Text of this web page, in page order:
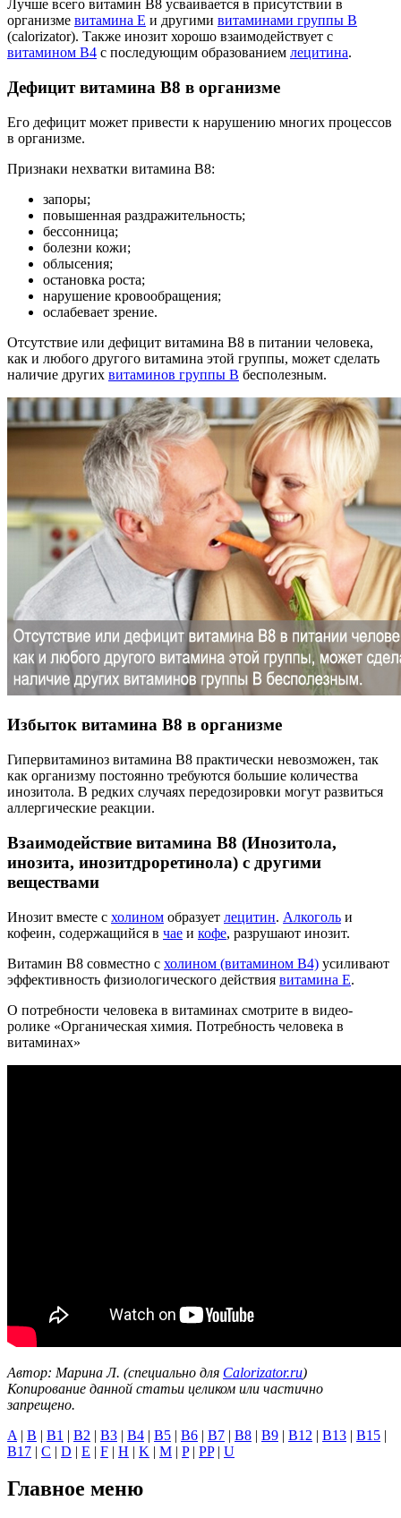
Лучше всего витамин В8 усваивается в присутствии в
организме витамина Е и другими витаминами группы В
(calorizator). Также инозит хорошо взаимодействует с
витамином В4 с последующим образованием лецитина.
Дефицит витамина В8 в организме
Его дефицит может привести к нарушению многих процессов
в организме.
Признаки нехватки витамина B8:
запоры;
повышенная раздражительность;
бессонница;
болезни кожи;
облысения;
остановка роста;
нарушение кровообращения;
ослабевает зрение.
Отсутствие или дефицит витамина B8 в питании человека,
как и любого другого витамина этой группы, может сделать
наличие других витаминов группы В бесполезным.
Избыток витамина В8 в организме
Гипервитаминоз витамина В8 практически невозможен, так
как организму постоянно требуются большие количества
инозитола. В редких случаях передозировки могут развиться
аллергические реакции.
Взаимодействие витамина В8 (Инозитола,
инозита, инозитдроретинола) с другими
веществами
Инозит вместе с холином образует лецитин. Алкоголь и
кофеин, содержащийся в чае и кофе, разрушают инозит.
Витамин В8 совместно с холином (витамином В4) усиливают
эффективность физиологического действия витамина Е.
О потребности человека в витаминах смотрите в видео-
ролике «Органическая химия. Потребность человека в
витаминах»
Автор: Марина Л. (специально для Calorizator.ru)
Копирование данной статьи целиком или частично
запрещено.
A | B | B1 | B2 | B3 | B4 | B5 | B6 | B7 | B8 | B9 | B12 | B13 | B15 |
B17 | C | D | E | F | H | K | M | P| PP| U
Главное меню